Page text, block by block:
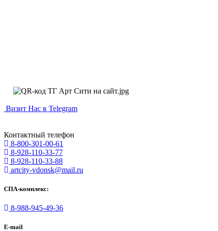
Визит Нас в Telegram
Контактный телефон
8-800-301-00-61
8-928-110-33-77
8-928-110-33-88
artcity-vdonsk@mail.ru
СПА-комплекс:
8-988-945-49-36
E-mail